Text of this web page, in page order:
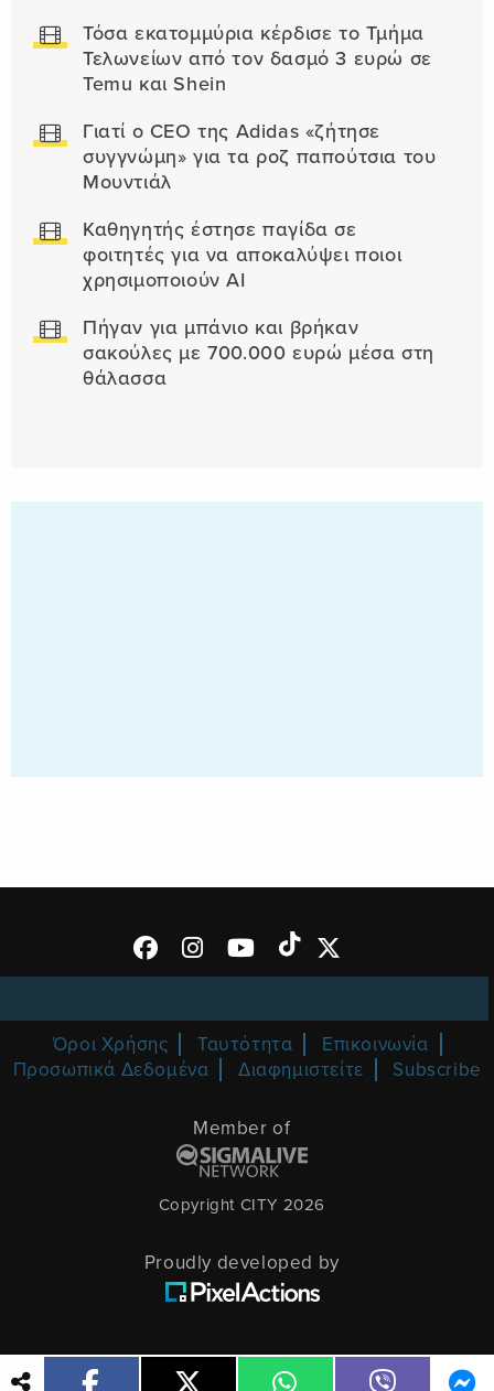
Τόσα εκατομμύρια κέρδισε το Τμήμα
Τελωνείων από τον δασμό 3 ευρώ σε
Temu και Shein
Γιατί ο CEO της Adidas «ζήτησε
συγγνώμη» για τα ροζ παπούτσια του
Μουντιάλ
Καθηγητής έστησε παγίδα σε
φοιτητές για να αποκαλύψει ποιοι
χρησιμοποιούν AI
Πήγαν για μπάνιο και βρήκαν
σακούλες με 700.000 ευρώ μέσα στη
θάλασσα
Όροι Χρήσης Ταυτότητα
Επικοινωνία
Προσωπικά Δεδομένα
Διαφημιστείτε Subscribe
Member of
Copyright CITY 2026
Proudly developed by